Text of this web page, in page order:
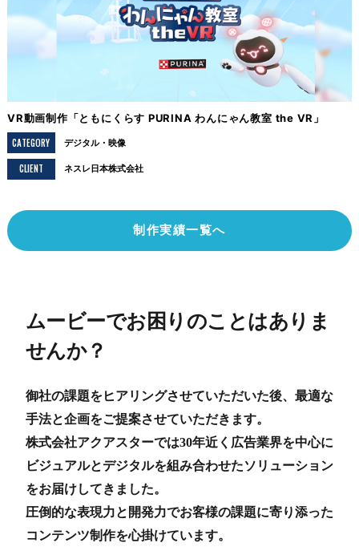
VR動画制作「ともにくらす PURINA わんにゃん教室 the VR」
CATEGORY
デジタル 映像
CLIENT ネスレ日本株式会社
制作実績一覧へ
ムービーでお困りのことはありま
せんか？
御社の課題をヒアリングさせていただいた後、最適な
手法と企画をご提案させていただきます。
株式会社アクアスターでは30年近く広告業界を中心に
ビジュアルとデジタルを組み合わせたソリューション
をお届けしてきました。
圧倒的な表現力と開発力でお客様の課題に寄り添った
コンテンツ制作を心掛けています。